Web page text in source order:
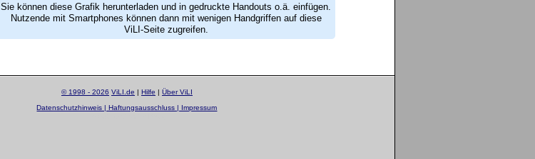
Sie können diese Grafik herunterladen und in gedruckte Handouts o.ä. einfügen.
Nutzende mit Smartphones können dann mit wenigen Handgriffen auf diese
ViLI-Seite zugreifen.
© 1998 - 2026 ViLI.de | Hilfe | Über ViLI
Datenschutzhinweis | Haftungsausschluss | Impressum